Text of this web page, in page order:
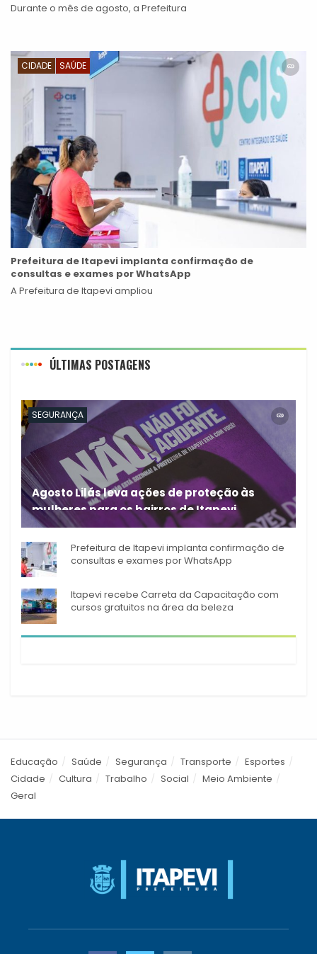
Durante o mês de agosto, a Prefeitura
CIDADE SAÚDE
Prefeitura de Itapevi implanta confirmação de
consultas e exames por WhatsApp
A Prefeitura de Itapevi ampliou
ÚLTIMAS POSTAGENS
SEGURANÇA
Agosto Lilás leva ações de proteção às
mulheres para os bairros de Itapevi
Durante o mês de agosto,
Prefeitura de Itapevi implanta confirmação de
consultas e exames por WhatsApp
Itapevi recebe Carreta da Capacitação com
cursos gratuitos na área da beleza
Educação Saúde Segurança Transporte
Esportes
Cidade
Cultura Trabalho Social
Meio Ambiente
Geral